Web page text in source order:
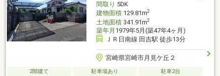
間取り 5DK
建物面積129.81m2
土地面積341.91m2
築年月 1979年5月(築47年4ヶ月)
ＪＲ日南線 田吉駅 徒歩13分
宮崎県宮崎市月見ケ丘２
2階建て 駐車場あり
駐車2台